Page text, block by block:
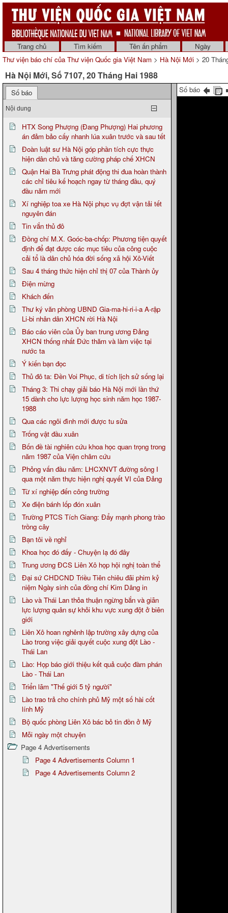
Trang chủ Tìm kiếm Tên ấn phẩm
Ngày
Thư viện báo chí của Thư viện Quốc gia Việt Nam > Hà Nội Mới > 20
Hà Nội Mới, Số 7107, 20 Tháng Hai 1988
Số báo
Nội dung
HTX Song Phượng (Đang Phượng) Hai phương
án đảm bảo cấy nhanh lúa xuân trước và sau tết
Đoàn luật sư Hà Nội góp phần tích cực thực
hiện dân chủ và tăng cường pháp chế XHCN
Quận Hai Bà Trưng phát động thi đua hoàn thành
các chỉ tiêu kế hoạch ngay từ tháng đầu, quý
đầu năm mới
Xí nghiệp toa xe Hà Nội phục vụ đợt vận tải tết
nguyên đán
Tin vắn thủ đô
Đồng chí M.X. Goóc-ba-chốp: Phương tiện quyết
định để đạt được các mục tiêu của công cuộc
cải tổ là dân chủ hóa đời sống xã hội Xô-Viết
Sau 4 tháng thức hiện chỉ thị 07 của Thành ủy
Điện mừng
Khách đến
Thư ký văn phòng UBND Gia-ma-hi-ri-i-a A-rập
Li-bi nhân dân XHCN rời Hà Nội
Báo cáo viên của Ủy ban trung ương Đảng
XHCN thống nhất Đức thăm và làm việc tại
nước ta
Ý kiến bạn đọc
Thủ đô ta: Đền Voi Phục, di tích lịch sử sống lại
Tháng 3: Thi chạy giải báo Hà Nội mới lần thứ
15 dành cho lực lượng học sinh năm học 1987-
1988
Qua các ngôi đình mới được tu sửa
Trống vật đầu xuân
Bốn đề tài nghiên cứu khoa học quan trọng trong
năm 1987 của Viện châm cứu
Phỏng vấn đầu năm: LHCXNVT đường sông I
qua một năm thực hiện nghị quyết VI của Đảng
Từ xí nghiệp đến công trường
Xe điện bánh lốp đón xuân
Trường PTCS Tích Giang: Đẩy mạnh phong trào
trồng cây
Bạn tôi về nghỉ
Khoa học đó đấy - Chuyện lạ đó đây
Trung ương ĐCS Liên Xô họp hội nghị toàn thể
Đại sứ CHDCND Triều Tiên chiêu đãi phim kỷ
niệm Ngày sinh của đồng chí Kim Dâng in
Lào và Thái Lan thỏa thuận ngừng bắn và giãn
lực lượng quân sự khỏi khu vực xung đột ở biên
giới
Liên Xô hoan nghênh lập trường xây dựng của
Lào trong việc giải quyết cuộc xung đột Lào -
Thái Lan
Lào: Họp báo giới thiệu kết quả cuộc đàm phán
Lào - Thái Lan
Triển lãm "Thế giới 5 tỷ người"
Lào trao trả cho chính phủ Mỹ một số hài cốt
lính Mỹ
Bộ quốc phòng Liên Xô bác bỏ tin đồn ở Mỹ
Mỗi ngày một chuyện
Page 4 Advertisements
Page 4 Advertisements Column 1
Page 4 Advertisements Column 2
Số báo